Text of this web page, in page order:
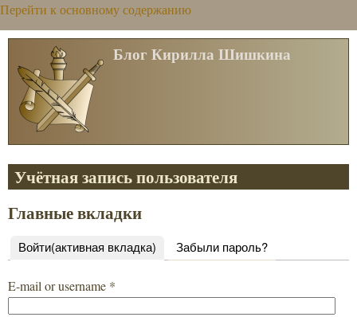
Перейти к основному содержанию
Блог Кирилла Шишкина
Учётная запись пользователя
Главные вкладки
Войти(активная вкладка) Забыли пароль?
E-mail or username *